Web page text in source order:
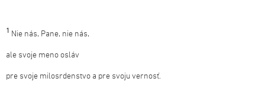
1 Nie nás, Pane, nie nás,
ale svoje meno osláv
pre svoje milosrdenstvo a pre svoju vernosť.